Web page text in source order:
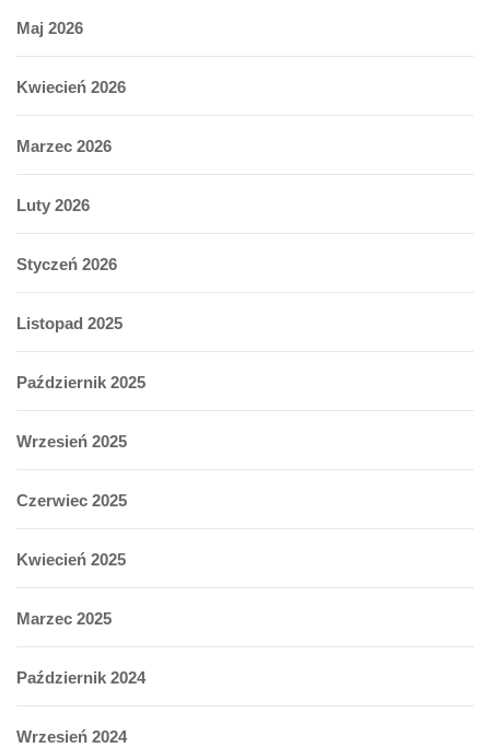
Maj 2026
Kwiecień 2026
Marzec 2026
Luty 2026
Styczeń 2026
Listopad 2025
Październik 2025
Wrzesień 2025
Czerwiec 2025
Kwiecień 2025
Marzec 2025
Październik 2024
Wrzesień 2024